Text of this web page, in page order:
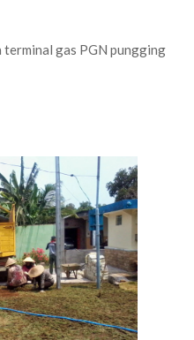
terminal gas PGN pungging